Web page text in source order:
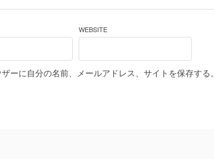
WEBSITE
ーに自分の名前、メールアドレス、サイトを保存する。